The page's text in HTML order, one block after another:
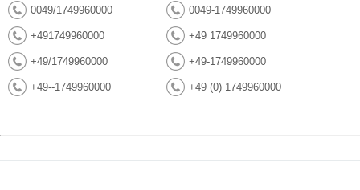
0049/1749960000 0049-1749960000
+491749960000 +49 1749960000
+49/1749960000 +49-1749960000
+49--1749960000 +49 (0) 1749960000